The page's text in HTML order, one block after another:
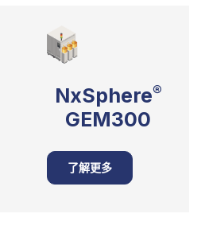
NxSphere®
GEM300
了解更多